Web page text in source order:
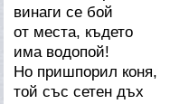
винаги се бой
от места, където
има водопой!
Но пришпорил коня,
той със сетен дъх